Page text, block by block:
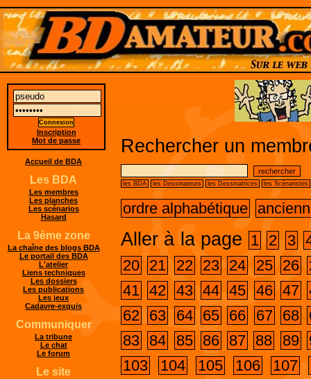
Rechercher un
les BDA les Dessinateurs les Dessinatrices les Scénaristes
ordre alphabétique
Aller à la page 1 2 3
20 21 22 23 24 25 26
41 42 43 44 45 46 47
62 63 64 65 66 67 68
83 84 85 86 87 88 89
103
104 105 106 107
Inscription
Mot de passe
Accueil de BDA
Les BDA
Les membres
Les planches
Les scénarios
Hasard
La 9ème zone
La chaîne des blogs BDA
Le portail des BDA
L'atelier
Liens techniques
Les dossiers
Les publications
Les jeux
Cadavre-exquis
Communiquer
La tribune
Le chat
Le forum
Le site